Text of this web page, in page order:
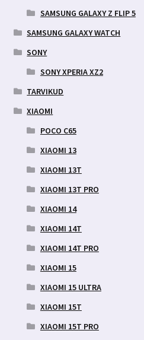
SAMSUNG GALAXY Z FLIP 5
SAMSUNG GALAXY WATCH
SONY
SONY XPERIA XZ2
TARVIKUD
XIAOMI
POCO C65
XIAOMI 13
XIAOMI 13T
XIAOMI 13T PRO
XIAOMI 14
XIAOMI 14T
XIAOMI 14T PRO
XIAOMI 15
XIAOMI 15 ULTRA
XIAOMI 15T
XIAOMI 15T PRO